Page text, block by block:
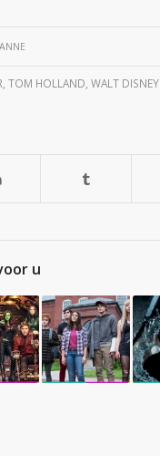
TOM HOLLAND WALT DISNEY
u